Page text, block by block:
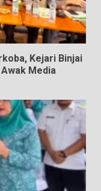
Kejari Binjai
Media